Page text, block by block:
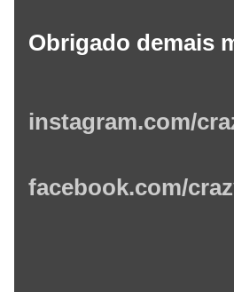
Obrigado demais
instagram.com/
facebook.com/